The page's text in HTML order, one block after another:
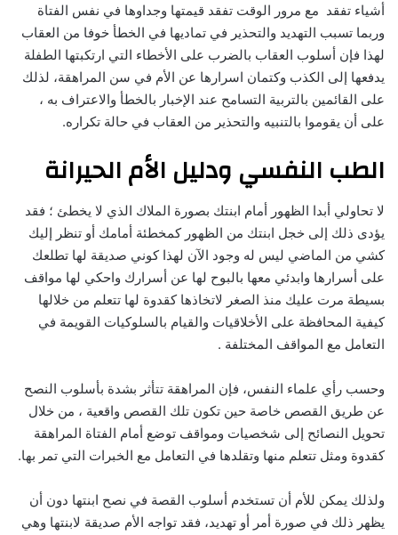
أشياء تفقد مع مرور الوقت تفقد قيمتها وجداوها في نفس الفتاة
وربما تسبب التهديد والتحذير في تماديها في الخطأ خوفا من العقاب
لهذا فإن أسلوب العقاب بالضرب على الأخطاء التي ارتكبتها الطفلة
يدفعها إلى الكذب وكتمان اسرارها عن الأم في سن المراهقة، لذلك
على القائمين بالتربية التسامح عند الإخبار بالخطأ والاعتراف به ،
على أن يقوموا بالتنبيه والتحذير من العقاب في حالة تكراره.
الطب النفسي ودليل الأم الحيرانة
لا تحاولي أبدا الظهور أمام ابنتك بصورة الملاك الذي لا يخطئ ؛ فقد
يؤدى ذلك إلى خجل ابنتك من الظهور كمخطئة أمامك أو تنظر إليك
كشي من الماضي ليس له وجود الآن لهذا كوني صديقة لها تطلعك
على أسرارها وابدئي معها بالبوح لها عن أسرارك واحكي لها مواقف
بسيطة مرت عليك منذ الصغر لاتخاذها كقدوة لها تتعلم من خلالها
كيفية المحافظة على الأخلاقيات والقيام بالسلوكيات القويمة في
التعامل مع المواقف المختلفة .
وحسب رأي علماء النفس، فإن المراهقة تتأثر بشدة بأسلوب النصح
عن طريق القصص خاصة حين تكون تلك القصص واقعية ، من خلال
تحويل النصائح إلى شخصيات ومواقف توضع أمام الفتاة المراهقة
كقدوة ومثل تتعلم منها وتقلدها في التعامل مع الخبرات التي تمر بها.
ولذلك يمكن للأم أن تستخدم أسلوب القصة في نصح ابنتها دون أن
يظهر ذلك في صورة أمر أو تهديد، فقد تواجه الأم صديقة لابنتها وهي